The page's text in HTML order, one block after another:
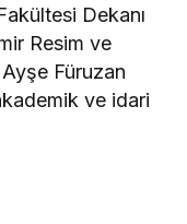
Dekanı
Resim ve
Füruzan
ve idari